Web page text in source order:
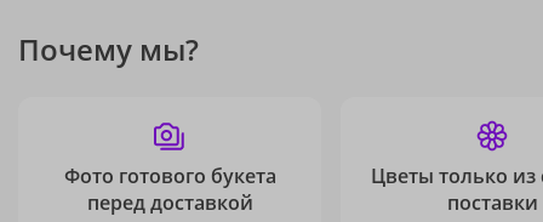
Почему мы?
Фото готового букета
перед доставкой
Цветы только из
поставки